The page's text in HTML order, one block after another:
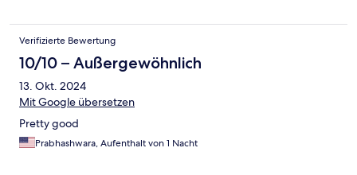
Verifizierte Bewertung
10/10 – Außergewöhnlich
13. Okt. 2024
Mit Google übersetzen
Pretty good
Prabhashwara, Aufenthalt von 1 Nacht